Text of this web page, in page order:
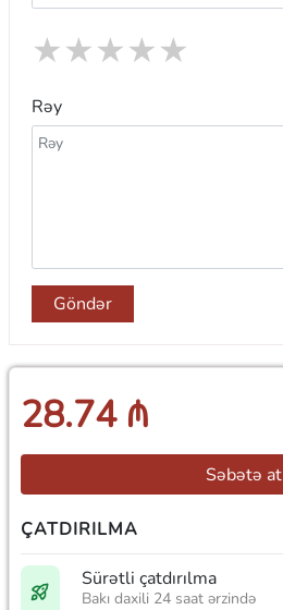
★
★
★
★
★
Rəy
Göndər
28.74 ₼
Səbətə at
ÇATDIRILMA
Sürətli çatdırılma
Bakı daxili 24 saat ərzində